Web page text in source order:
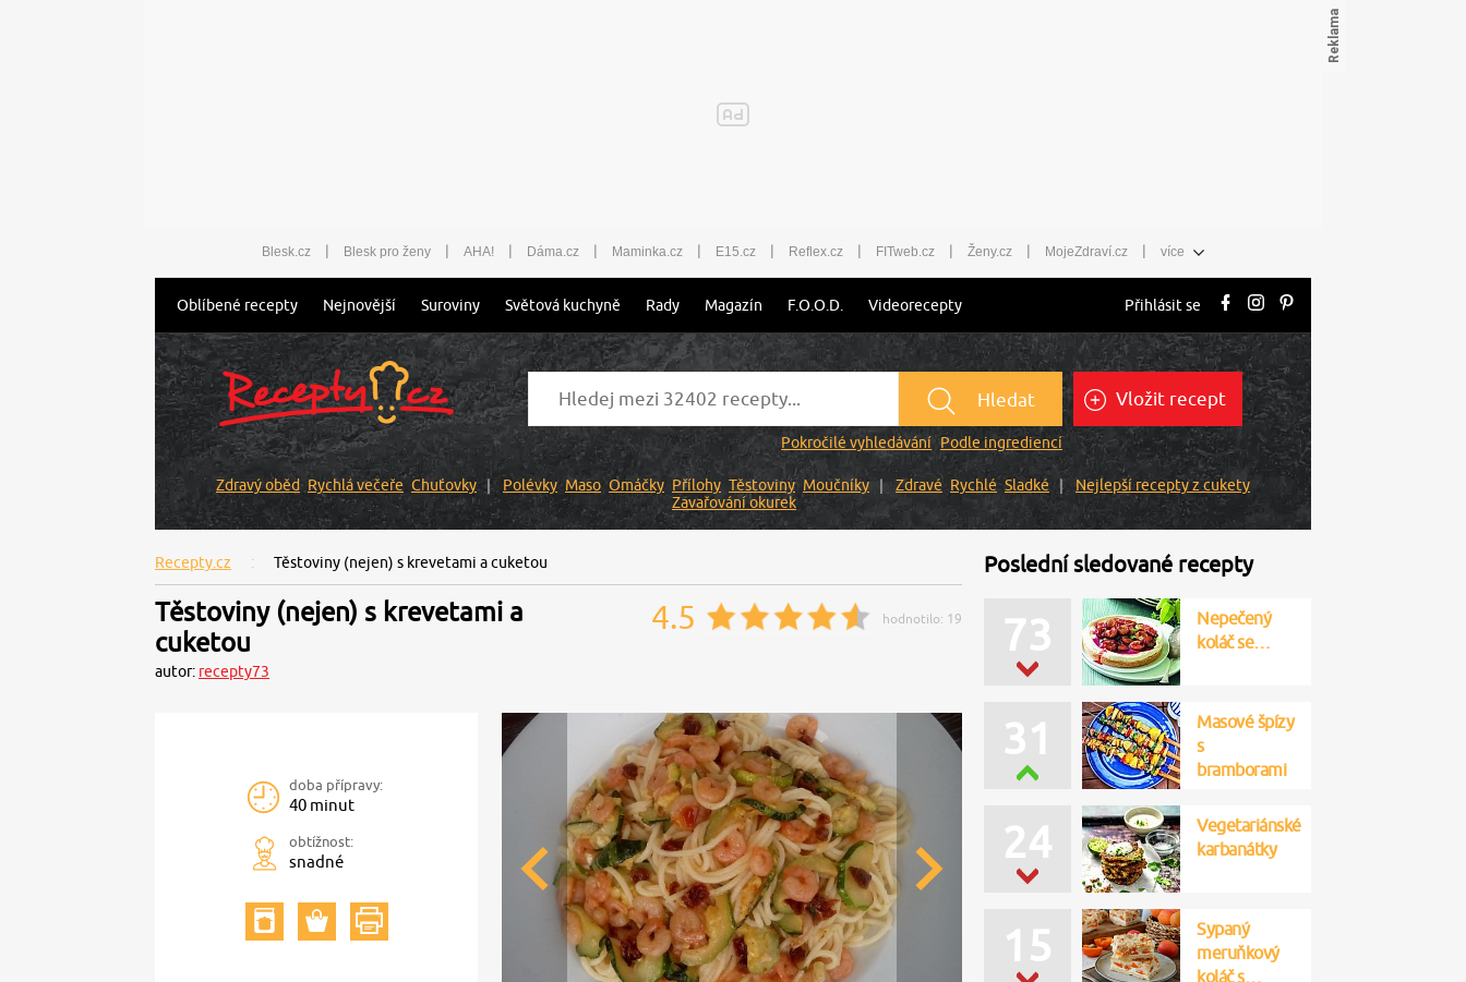
Blesk.cz | Blesk pro ženy | AHA! | Dáma.cz | Maminka.cz | E15.cz | Reflex.cz | FITweb.cz | Ženy.cz | MojeZdraví.cz | více
Oblíbené recepty Nejnovější Suroviny Světová kuchyně Rady Magazín F.O.O.D. Videorecepty Přihlásit se
Hledat
Pokročilé vyhledávání Podle ingrediencí
Vložit recept
Zdravý oběd Rychlá večeře Chuťovky Polévky Maso Omáčky Přílohy Těstoviny Moučníky Zdravé Rychlé Sladké
Nejlepší recepty z cukety
Zavařování okurek
Recepty.cz Těstoviny (nejen) s krevetami a cuketou
Těstoviny (nejen) s krevetami a
cuketou
autor: recepty73
4.5 hodnotilo: 19
doba přípravy:
40 minut
obtížnost:
snadné
Poslední sledované recepty
73
Nepečený
koláč se…
31
Masové špízy
s
bramborami
24
Vegetariánské
karbanátky
15
Sypaný
meruňkový
koláč s…